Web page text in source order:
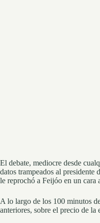
El debate, mediocre desde
datos trampeados al
le reprochó a Feijóo en un cara
A lo largo de los 100 minutos
anteriores, sobre el precio de la